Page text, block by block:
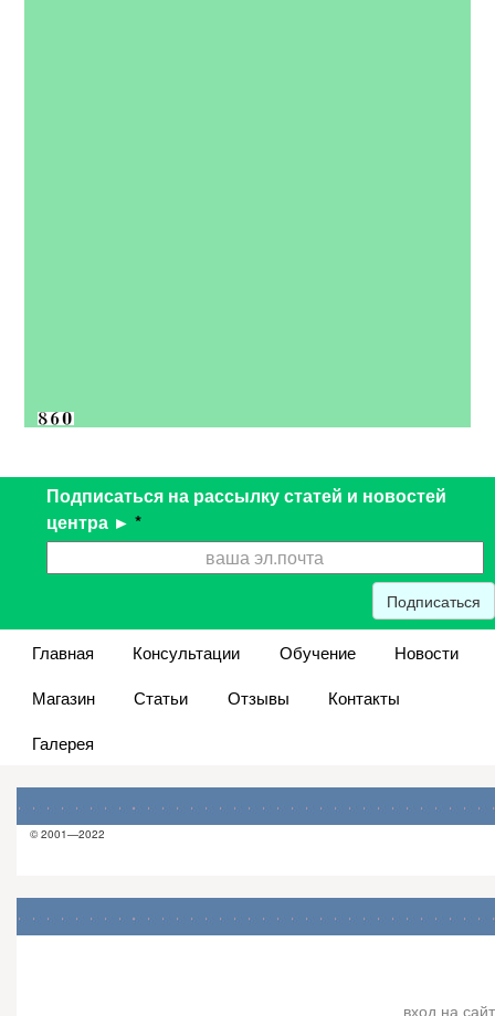
Подписаться на рассылку статей и новостей
центра ► *
Подписаться
Главная Консультации Обучение
Новости
Магазин
Статьи Отзывы
Контакты
Галерея
© 2001—2022
вход на сайт